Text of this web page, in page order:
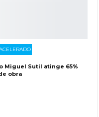
Miguel Sutil atinge 65%
obra